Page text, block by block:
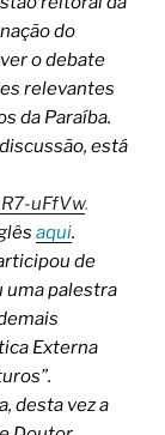
do
o debate
relevantes
da Paraíba.
está
uFfVw.
aqui.
de
uma palestra
Externa
desta vez a